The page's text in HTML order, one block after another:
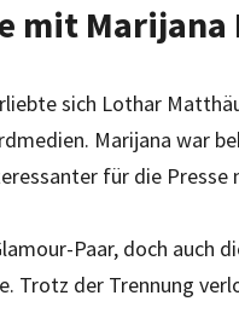
mit Marijana
sich Lothar
Marijana war
für die Presse
Paar, doch auch
Trotz der Trennung